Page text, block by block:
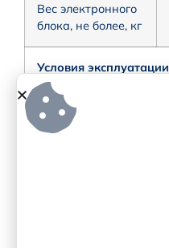
Вес электронного
блока, не более, кг
Условия эксплуатации
Допустимый
диапазон